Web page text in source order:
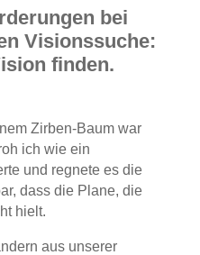
bei
Visionssuche:
finden.
Zirben-Baum war
ich wie ein
und regnete es die
dass die Plane, die
hielt.
aus unserer